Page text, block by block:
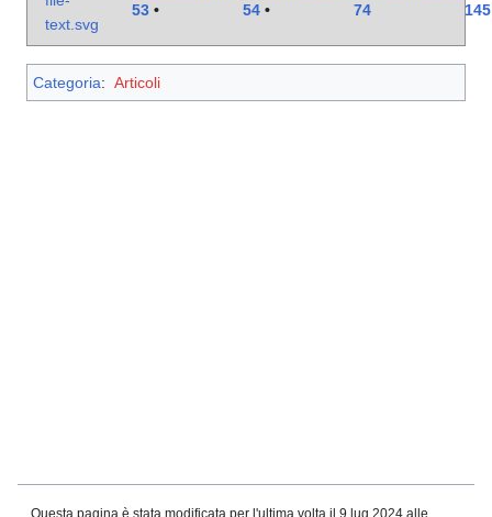
53 •
54 •
74
145
Categoria: Articoli